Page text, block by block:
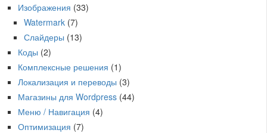
Изображения (33)
Watermark (7)
Слайдеры (13)
Коды (2)
Комплексные решения (1)
Локализация и переводы (3)
Магазины для Wordpress (44)
Меню / Навигация (4)
Оптимизация (7)